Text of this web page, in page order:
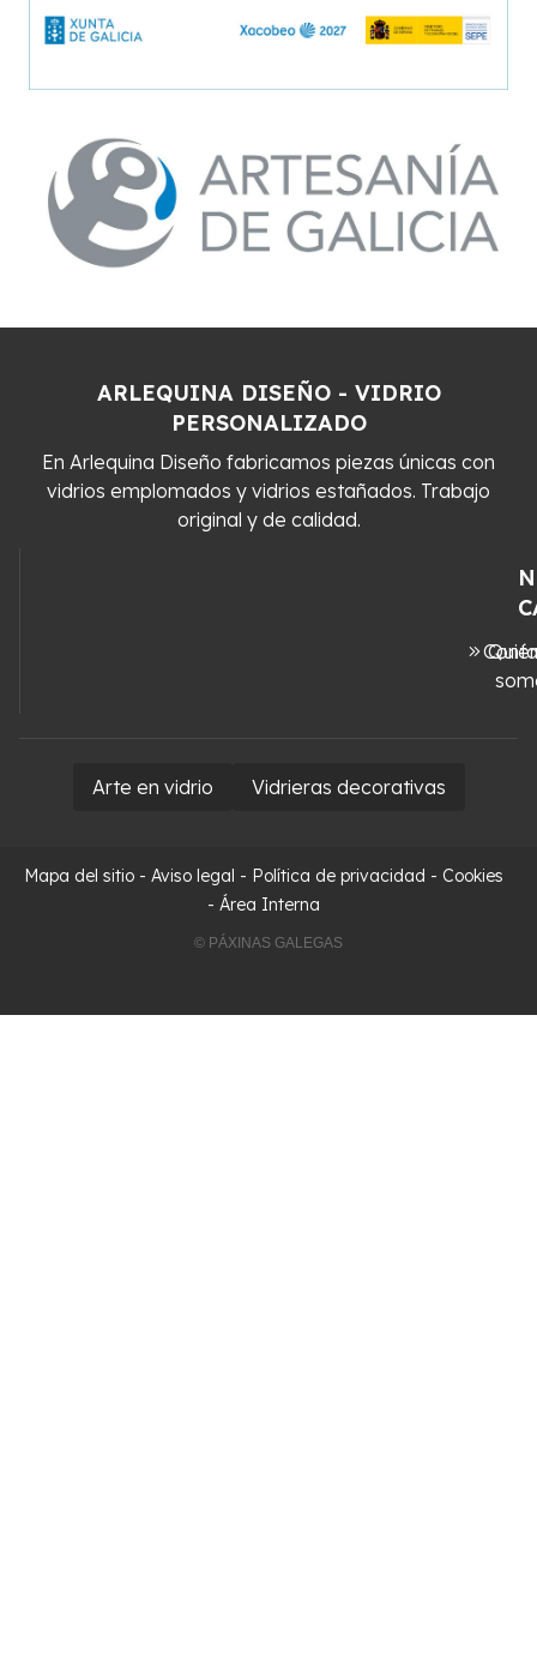
ARLEQUINA DISEÑO - VIDRIO
PERSONALIZADO
En Arlequina Diseño fabricamos piezas únicas con
vidrios emplomados y vidrios estañados. Trabajo
original y de calidad.
Arte en vidrio Vidrieras decorativas
Mapa del sitio - Aviso legal - Política de privacidad - Cookies
- Área Interna
© PÁXINAS GALEGAS